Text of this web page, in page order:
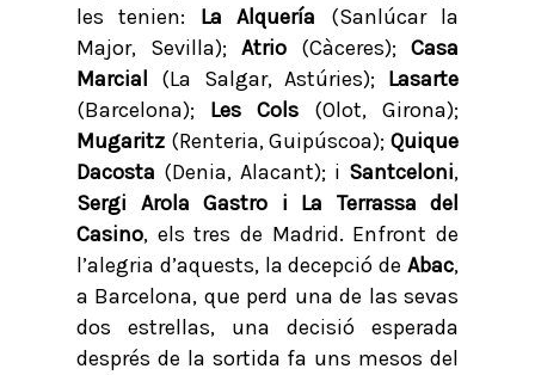
les tenien: La Alquería (Sanlúcar la
Major, Sevilla); Atrio (Càceres); Casa
Marcial (La Salgar, Astúries); Lasarte
(Barcelona); Les Cols (Olot, Girona);
Mugaritz (Renteria, Guipúscoa); Quique
Dacosta (Denia, Alacant); i Santceloni,
Sergi Arola Gastro i La Terrassa del
Casino, els tres de Madrid. Enfront de
l’alegria d’aquests, la decepció de Abac,
a Barcelona, que perd una de las sevas
dos estrellas, una decisió esperada
després de la sortida fa uns mesos del